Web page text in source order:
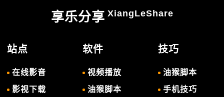
享乐分享 XiangLeShare
站点
在线影音
影视下载
软件
视频播放
油猴脚本
技巧
油猴脚本
手机技巧